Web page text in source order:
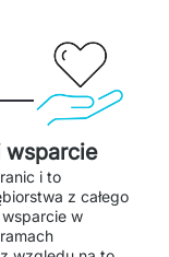
wsparcie
i to
z całego
w